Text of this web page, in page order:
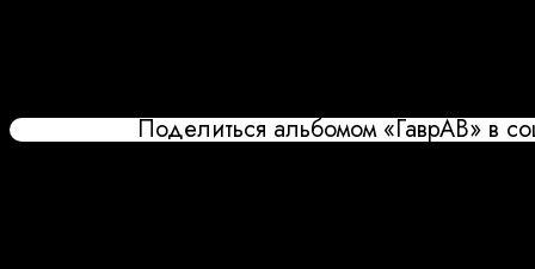
Поделиться альбомом «ГаврАВ» в